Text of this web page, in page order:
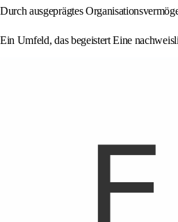
Durch ausgeprägtes
Ein Umfeld, das begeistert Eine